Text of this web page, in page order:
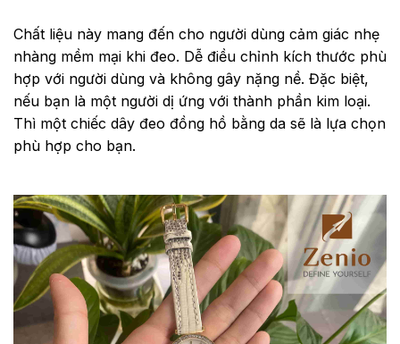
Chất liệu này mang đến cho người dùng cảm giác nhẹ
nhàng mềm mại khi đeo. Dễ điều chỉnh kích thước phù
hợp với người dùng và không gây nặng nề. Đặc biệt,
nếu bạn là một người dị ứng với thành phần kim loại.
Thì một chiếc dây đeo đồng hồ bằng da sẽ là lựa chọn
phù hợp cho bạn.